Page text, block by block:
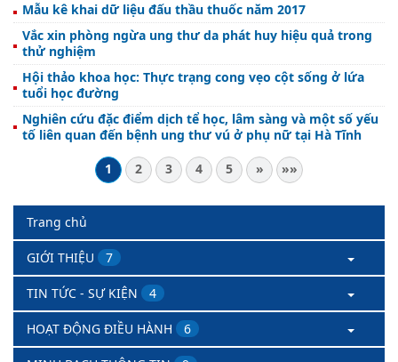
Mẫu kê khai dữ liệu đấu thầu thuốc năm 2017
Vắc xin phòng ngừa ung thư da phát huy hiệu quả trong
thử nghiệm
Hội thảo khoa học: Thực trạng cong vẹo cột sống ở lứa
tuổi học đường
Nghiên cứu đặc điểm dịch tể học, lâm sàng và một số yếu
tố liên quan đến bệnh ung thư vú ở phụ nữ tại Hà Tĩnh
1
2 3 4 5 » »»
Trang chủ
GIỚI THIỆU 7
TIN TỨC - SỰ KIỆN 4
HOẠT ĐỘNG ĐIỀU HÀNH 6